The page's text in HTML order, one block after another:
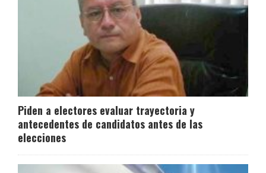
Piden a electores evaluar trayectoria y
antecedentes de candidatos antes de las
elecciones